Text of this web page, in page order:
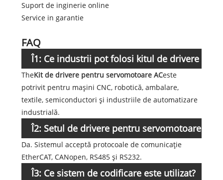
Suport de inginerie online
Service in garantie
FAQ
Î1: Ce industrii pot folosi kitul de drivere
pentru servomotoare AC?
TheKit de drivere pentru servomotoare ACeste
potrivit pentru mașini CNC, robotică, ambalare,
textile, semiconductori și industriile de automatizare
industrială.
Î2: Setul de drivere pentru servomotoare
AC acceptă EtherCAT?
Da. Sistemul acceptă protocoale de comunicație
EtherCAT, CANopen, RS485 și RS232.
Î3: Ce sistem de codificare este utilizat?